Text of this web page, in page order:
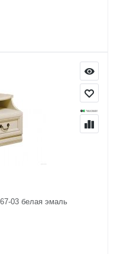
03 белая эмаль